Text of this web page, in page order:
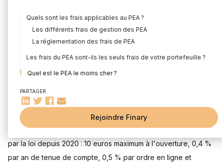
Quels sont les frais applicables au PEA ?
Les différents frais de gestion des PEA
La réglementation des frais de PEA
Les frais du PEA sont-ils les seuls frais de votre portefeuille ?
Quel est le PEA le moins cher ?
Comment optimiser les frais de votre PEA ?
Questions fréquentes
Existe-t-il un PEA sans frais ?
Comment fonctionne un PEA ?
Quels sont les frais du PEA ?
PARTAGER
Rejoindre Finary
PEA ?
Rédigé parMounir Laggoune Édité par
Mis à jour le 3 août 2026
Les frais du PEA (Plan d'Épargne en Actions) sont plafonnés
par la loi depuis 2020 : 10 euros maximum à l'ouverture, 0,4 %
par an de tenue de compte, 0,5 % par ordre en ligne et